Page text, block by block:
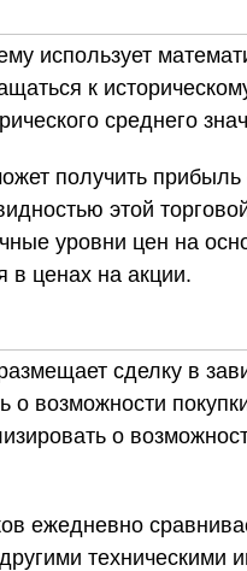
использует
к
среднего
получить
этой
уровни цен на
в ценах на акции.
сделку в
о возможности
о
ежедневно